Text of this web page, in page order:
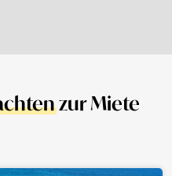
zur Miete